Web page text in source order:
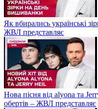
Як вбирались українські
ЖВЛ представляє
Нова пісня від alyona та
обертів – ЖВЛ представляє